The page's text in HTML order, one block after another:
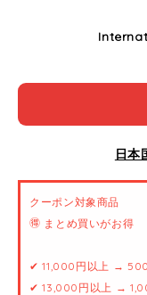
日本
クーポン対象商品
🉐 まとめ買いがお得
✔ 11,000円以上 →
✔ 13,000円以上 →